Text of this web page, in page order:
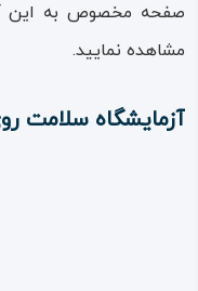
صفحه مخصوص به این
مشاهده نمایید.
آزمایشگاه سلامت